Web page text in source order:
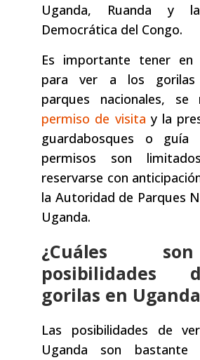
Uganda, Ruanda y
Democrática del Congo.
Es importante tener en
para ver a los gorilas
parques nacionales, se
permiso de visita y la
guardabosques o guía
permisos son
reservarse con
la Autoridad de Parques
Uganda.
¿Cuáles
posibilidades
gorilas en
Las posibilidades de
Uganda son bastante